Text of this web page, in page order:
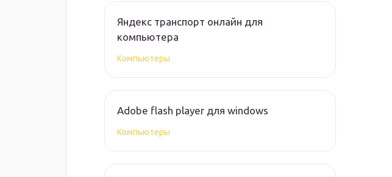
Яндекс транспорт онлайн для
компьютера
Компьютеры
Adobe flash player для windows
Компьютеры